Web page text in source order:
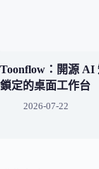
Toonflow：開源 AI
鎖定的桌面工作台
2026-07-22